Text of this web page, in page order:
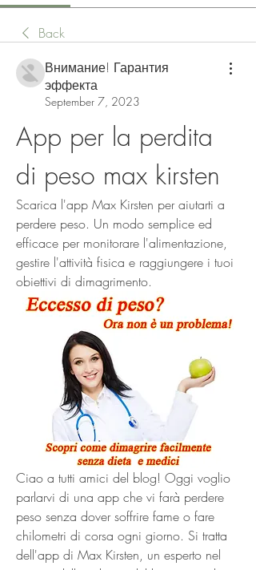
Back
Внимание! Гарантия
эффекта
September 7, 2023
App per la perdita
di peso max kirsten
Scarica l'app Max Kirsten per aiutarti a
perdere peso. Un modo semplice ed
efficace per monitorare l'alimentazione,
gestire l'attività fisica e raggiungere i tuoi
obiettivi di dimagrimento.
Ciao a tutti amici del blog! Oggi voglio
parlarvi di una app che vi farà perdere
peso senza dover soffrire fame o fare
chilometri di corsa ogni giorno. Si tratta
dell'app di Max Kirsten, un esperto nel